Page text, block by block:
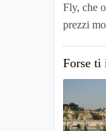
Fly, che
prezzi
Forse ti